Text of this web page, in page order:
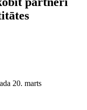
20. marts